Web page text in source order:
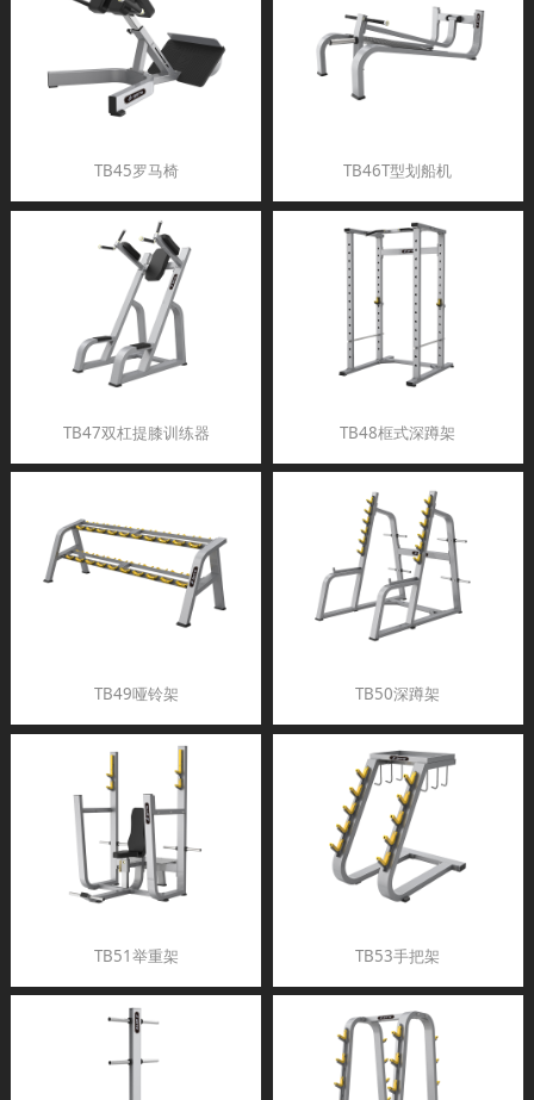
TB45罗马椅 TB46T型划船机
TB47双杠提膝训练器 TB48框式深蹲架
TB49哑铃架 TB50深蹲架
TB51举重架 TB53手把架